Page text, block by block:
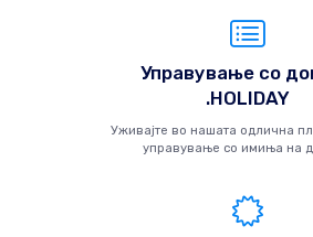
Управување со
.HOLIDAY
Уживајте во нашата одлична
управување со имиња на